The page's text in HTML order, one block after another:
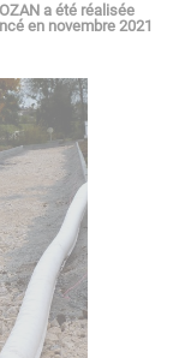
a été réalisée
en novembre 2021